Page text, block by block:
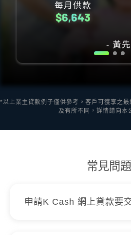
每月供款
$3,616
- 劉小
*以上業主貸款例子僅供參考。客戶可獲享之
及有所不同，詳情請向本
常見問題
申請K Cash 網上貸款要